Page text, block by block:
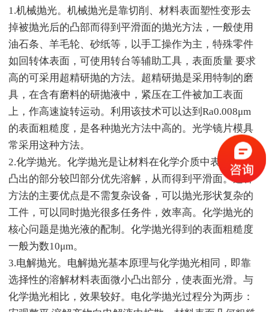
1.机械抛光。机械抛光是靠切削、材料表面塑性变形去
掉被抛光后的凸部而得到平滑面的抛光方法，一般使用
油石条、羊毛轮、砂纸等，以手工操作为主，特殊零件
如回转体表面，可使用转台等辅助工具，表面质量 要求
高的可采用超精研抛的方法。超精研抛是采用特制的磨
具，在含有磨料的研抛液中，紧压在工件被加工表面
上，作高速旋转运动。利用该技术可以达到Ra0.008μm
的表面粗糙度，是各种抛光方法中高的。光学镜片模具
常采用这种方法。
2.化学抛光。化学抛光是让材料在化学介质中表面微观
凸出的部分较凹部分优先溶解，从而得到平滑面。这种
方法的主要优点是不需复杂设备，可以抛光形状复杂的
工件，可以同时抛光很多任务件，效率高。化学抛光的
核心问题是抛光液的配制。化学抛光得到的表面粗糙度
一般为数10μm。
3.电解抛光。电解抛光基本原理与化学抛光相同，即靠
选择性的溶解材料表面微小凸出部分，使表面光滑。与
化学抛光相比，效果较好。电化学抛光过程分为两步：